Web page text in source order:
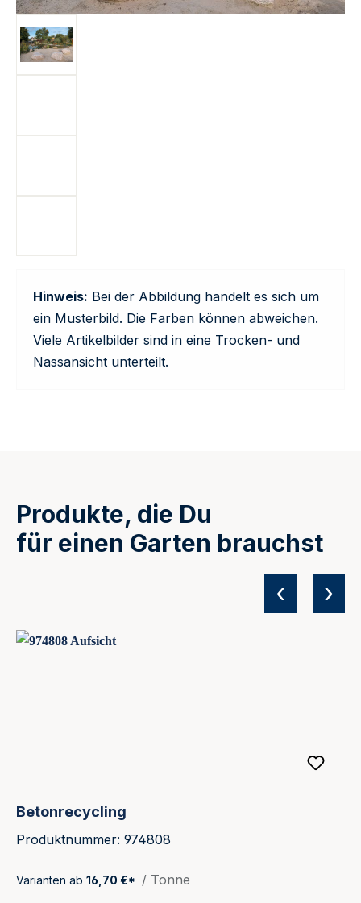
Hinweis: Bei der Abbildung handelt es sich um
ein Musterbild. Die Farben können abweichen.
Viele Artikelbilder sind in eine Trocken- und
Nassansicht unterteilt.
Produkte, die Du
für einen Garten brauchst
Produktgalerie überspringen
Betonrecycling
Produktnummer: 974808
Varianten ab 16,70 €* / Tonne
‹ ›